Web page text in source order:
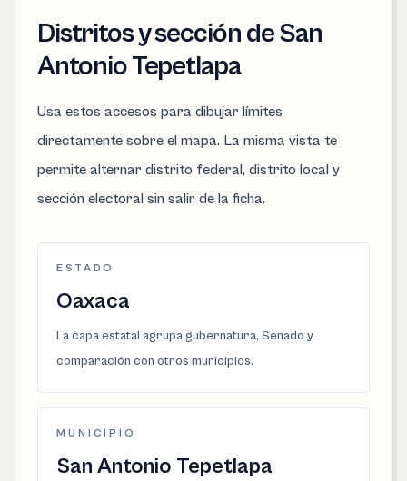
Distritos y sección de San
Antonio Tepetlapa
Usa estos accesos para dibujar límites
directamente sobre el mapa. La misma vista te
permite alternar distrito federal, distrito local y
sección electoral sin salir de la ficha.
ESTADO
Oaxaca
La capa estatal agrupa gubernatura, Senado y
comparación con otros municipios.
MUNICIPIO
San Antonio Tepetlapa